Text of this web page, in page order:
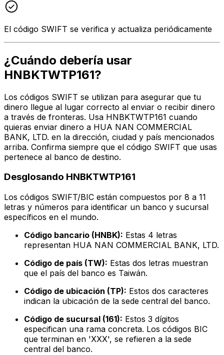
El código SWIFT se verifica y actualiza periódicamente
¿Cuándo debería usar
HNBKTWTP161?
Los códigos SWIFT se utilizan para asegurar que tu
dinero llegue al lugar correcto al enviar o recibir dinero
a través de fronteras. Usa HNBKTWTP161 cuando
quieras enviar dinero a HUA NAN COMMERCIAL
BANK, LTD. en la dirección, ciudad y país mencionados
arriba. Confirma siempre que el código SWIFT que usas
pertenece al banco de destino.
Desglosando HNBKTWTP161
Los códigos SWIFT/BIC están compuestos por 8 a 11
letras y números para identificar un banco y sucursal
específicos en el mundo.
Código bancario (HNBK): Estas 4 letras
representan HUA NAN COMMERCIAL BANK, LTD.
Código de país (TW): Estas dos letras muestran
que el país del banco es Taiwán.
Código de ubicación (TP): Estos dos caracteres
indican la ubicación de la sede central del banco.
Código de sucursal (161): Estos 3 dígitos
especifican una rama concreta. Los códigos BIC
que terminan en 'XXX', se refieren a la sede
central del banco.